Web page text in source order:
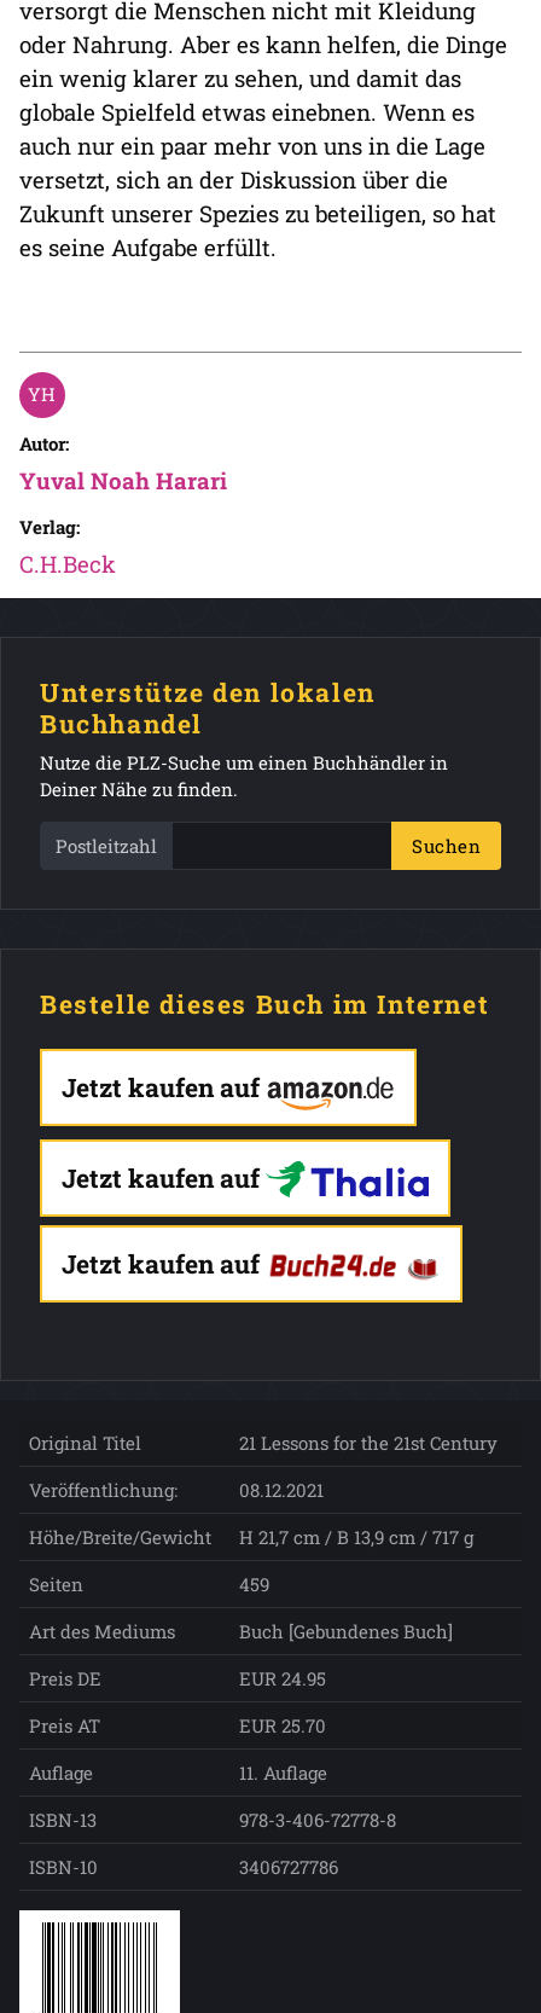
versorgt die Menschen nicht mit Kleidung
oder Nahrung. Aber es kann helfen, die Dinge
ein wenig klarer zu sehen, und damit das
globale Spielfeld etwas einebnen. Wenn es
auch nur ein paar mehr von uns in die Lage
versetzt, sich an der Diskussion über die
Zukunft unserer Spezies zu beteiligen, so hat
es seine Aufgabe erfüllt.
Autor:
Yuval Noah Harari
Verlag:
C.H.Beck
Unterstütze den lokalen
Buchhandel
Nutze die PLZ-Suche um einen Buchhändler in
Deiner Nähe zu finden.
Postleitzahl Suchen
Bestelle dieses Buch im Internet
Jetzt kaufen auf
Jetzt kaufen auf
Jetzt kaufen auf
Original Titel
21 Lessons for the 21st Century
Veröffentlichung:
08.12.2021
Höhe/Breite/Gewicht
H 21,7 cm / B 13,9 cm / 717 g
Seiten
459
Art des Mediums
Buch [Gebundenes Buch]
Preis DE
EUR 24.95
Preis AT
EUR 25.70
Auflage
11. Auflage
ISBN-13
978-3-406-72778-8
ISBN-10
3406727786